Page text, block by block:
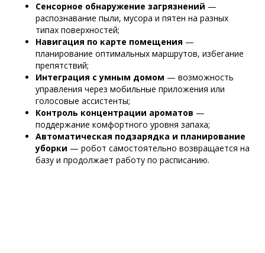
Сенсорное обнаружение загрязнений —
распознавание пыли, мусора и пятен на разных
типах поверхностей;
Навигация по карте помещения —
планирование оптимальных маршрутов, избегание
препятствий;
Интеграция с умным домом — возможность
управления через мобильные приложения или
голосовые ассистенты;
Контроль концентрации ароматов —
поддержание комфортного уровня запаха;
Автоматическая подзарядка и планирование
уборки — робот самостоятельно возвращается на
базу и продолжает работу по расписанию.